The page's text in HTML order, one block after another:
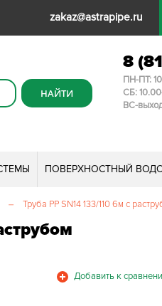
zakaz@astrapipe.ru
8
ПН-ПТ:
СБ:
ВС-
ПОВЕРХНОСТНЫЙ
– Труба PP SN14 133/110 6м с